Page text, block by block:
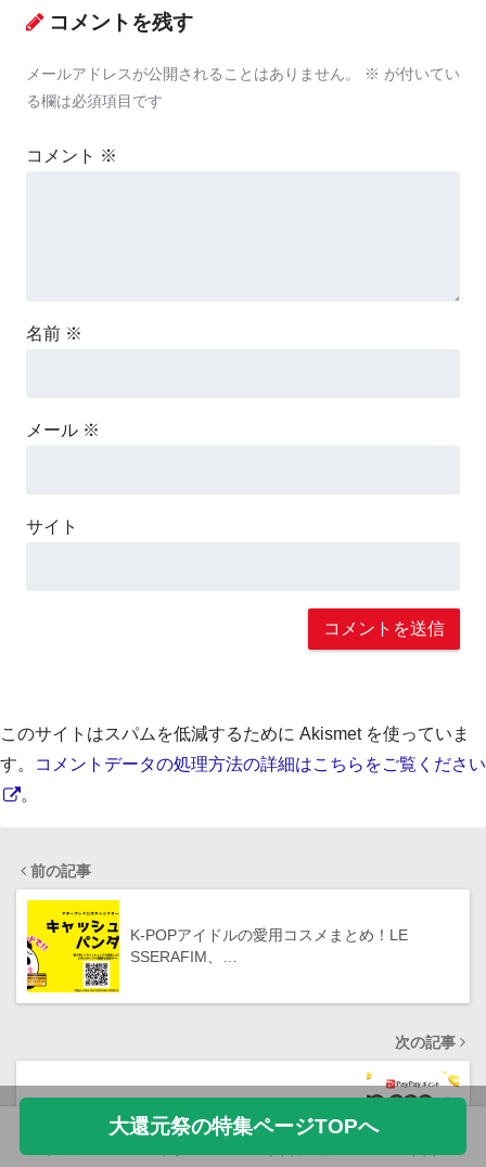
コメントを残す
メールアドレスが公開されることはありません。 ※ が付いてい
る欄は必須項目です
コメント ※
名前 ※
メール ※
サイト
このサイトはスパムを低減するために Akismet を使っていま
す。
コメントデータの処理方法の詳細はこちらをご覧ください
。
前の記事
K-POPアイドルの愛用コスメまとめ！LE
SSERAFIM、…
次の記事
ペーンが開催中！20…大還元祭の特集ページTOPへ